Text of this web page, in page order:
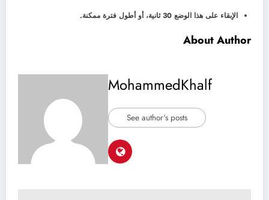
الإبقاء على هذا الوضع 30 ثانية، أو أطول فترة ممكنة.
About Author
MohammedKhalf
See author's posts